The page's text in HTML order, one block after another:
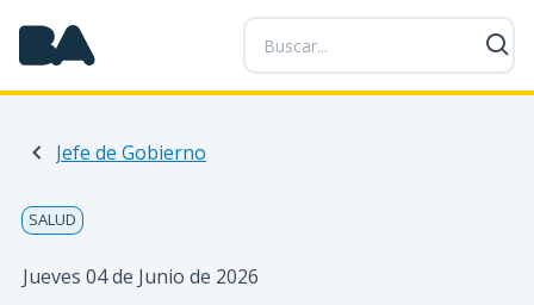
P
a
s
a
Jefe de Gobierno
SALUD
Jueves 04 de Junio de 2026